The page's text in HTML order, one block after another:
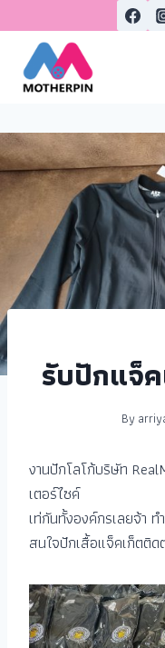
รับปักแจ็
By
งานปักโลโก้บริษัท
เตอร์ไซค์
เท่กันทั้งองค์กรเลยจ้า ท
สนใจปักเสื้อแจ็คเก็ตติด